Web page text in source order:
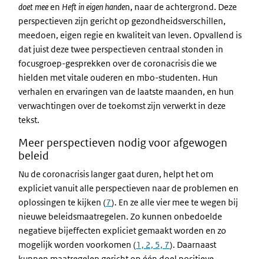
doet meeen Heft in eigen handen, naar de achtergrond. Deze
perspectieven zijn gericht op gezondheidsverschillen,
meedoen, eigen regie en kwaliteit van leven. Opvallend is
dat juist deze twee perspectieven centraal stonden in
focusgroep-gesprekken over de coronacrisis die we
hielden met vitale ouderen en mbo-studenten. Hun
verhalen en ervaringen van de laatste maanden, en hun
verwachtingen over de toekomst zijn verwerkt in deze
tekst.
Meer perspectieven nodig voor afgewogen
beleid
Nu de coronacrisis langer gaat duren, helpt het om
expliciet vanuit alle perspectieven naar de problemen en
oplossingen te kijken (7). En ze alle vier mee te wegen bij
nieuwe beleidsmaatregelen. Zo kunnen onbedoelde
negatieve bijeffecten expliciet gemaakt worden en zo
mogelijk worden voorkomen (1, 2, 5, 7). Daarnaast